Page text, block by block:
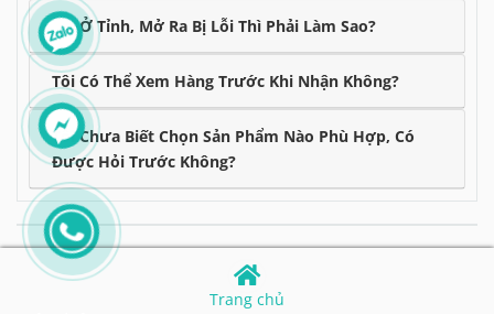
Tôi Ở Tỉnh, Mở Ra Bị Lỗi Thì Phải Làm Sao?
Tôi Có Thể Xem Hàng Trước Khi Nhận Không?
Tôi Chưa Biết Chọn Sản Phẩm Nào Phù Hợp, Có
Được Hỏi Trước Không?
Trang chủ